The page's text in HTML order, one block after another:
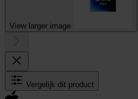
View larger image
Vergelijk dit product